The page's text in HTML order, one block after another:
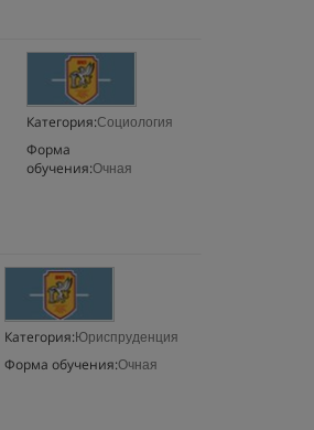
Категория:Социология
Форма
обучения:Очная
Категория: Юриспруденция
Форма обучения:Очная